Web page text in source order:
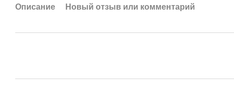
Описание Новый отзыв или комментарий